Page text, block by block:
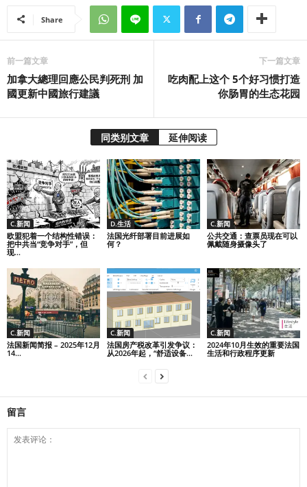
Share
前一篇文章
加拿大總理回應公民判死刑 加
國更新中國旅行建議
下一篇文章
吃肉配上这个 5个好习惯打造
你肠胃的生态花园
同类别文章 延伸阅读
C.新闻
欧盟犯着一个结构性错误：
把中共当“竞争对手”，但
现...
D.生活
法国光纤部署目前进展如
何？
C.新闻
公共交通：查票员现在可以
佩戴随身摄像头了
C.新闻
法国新闻简报 – 2025年12月
14...
C.新闻
法国房产税改革引发争议：
从2026年起，“舒适设备...
C.新闻
2024年10月生效的重要法国
生活和行政程序更新
留言